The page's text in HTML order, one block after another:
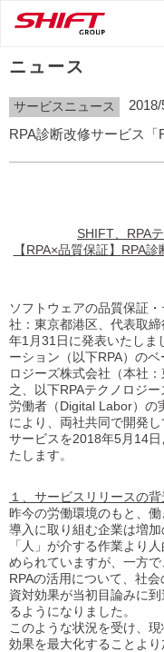
ニュース
サービスニュース
RPA診断改修サービス
SHIFT RPA
【RPA×品質保証】 RPA診
ソフトウェアの品質保証
社：東京都港区、代表取
年1月31日に発表いたしま
ーション（以下RPA）の
ロジーズ株式会社（本社
之、以下RPAテクノロジ
労働者（Digital Labor）の
により、両社共同で開発
サービスを2018年5月14
たします。
１、サービスリリースの
昨今の労働環境のもと、
導入に取り組む企業は増加
「人」が介する作業より
められていますが、一方
RPAの活用について、社
資対効果が当初目論みに
るようになりました。
このような状況を受け、
効果を最大化することよ